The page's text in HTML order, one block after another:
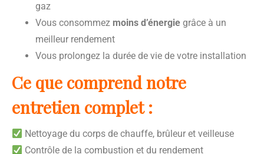
gaz
Vous consommez moins d’énergie grâce à un
meilleur rendement
Vous prolongez la durée de vie de votre installation
Ce que comprend notre
entretien complet :
Nettoyage du corps de chauffe, brûleur et veilleuse
Contrôle de la combustion et du rendement